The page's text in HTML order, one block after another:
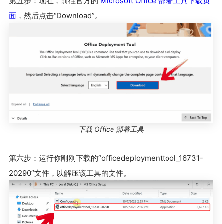
面 ，然后点击“Download”。
下载 Office 部署工具
第六步：运行你刚刚下载的“officedeploymenttool_16731-
20290”文件，以解压该工具的文件。